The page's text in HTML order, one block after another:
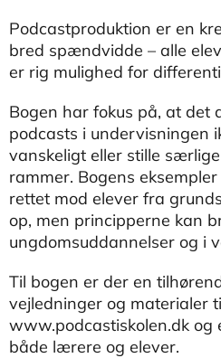
Podcastproduktion er en
bred spændvidde – alle
er rig mulighed for
Bogen har fokus på, at det
podcasts i undervisningen
vanskeligt eller stille
rammer. Bogens
rettet mod elever fra
op, men principperne kan
ungdomsuddannelser og i
Til bogen er der en
vejledninger og materialer
www.podcastiskolen.dk og
både lærere og elever.